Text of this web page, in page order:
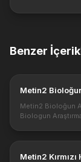
Benzer
Metin2
Metin2 Bioloğun
Biologun
Metin2